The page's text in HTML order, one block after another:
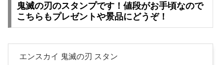
鬼滅の刃のスタンプです！値段がお手頃なので
こちらもプレゼントや景品にどうぞ！
エンスカイ 鬼滅の刃 スタン